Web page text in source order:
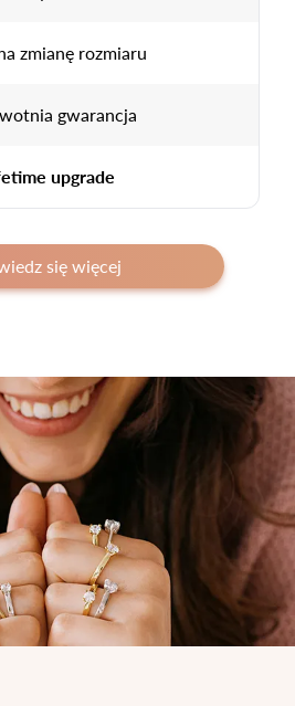
zmianę rozmiaru
gwarancja
upgrade
się więcej